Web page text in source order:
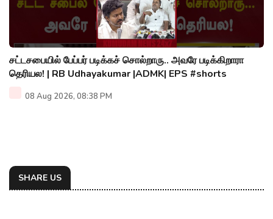
சட்டசபையில் பேப்பர் படிக்கச் சொல்றாரு.. அவரே படிக்கிறாரா
தெரியல! | RB Udhayakumar |ADMK| EPS #shorts
08 Aug 2026, 08:38 PM
SHARE US